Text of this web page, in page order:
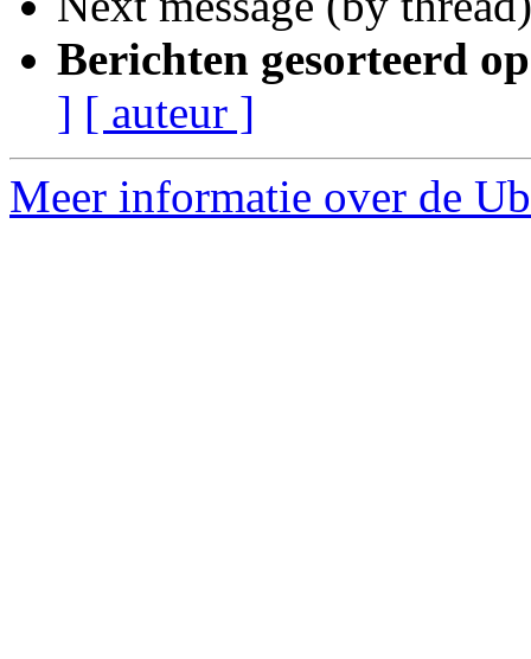
Berichten gesorteerd
] [ auteur ]
Meer informatie over de